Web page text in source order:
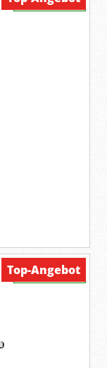
Verfügbar
Top-Angebot